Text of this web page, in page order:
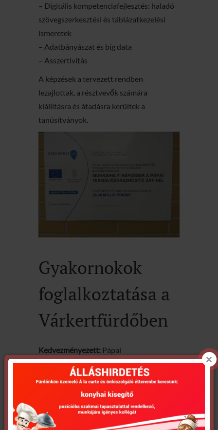
– Digitális kompetenciafejlesztés: haladó
szövegszerkesztési és táblázatkezelési
ismeretek
– Adatbányászat és big data
– Asszertivitás
A képzések a tervezett rendben
lezajlottak, a résztvevők számára
kiállításra és átadásra kerültek a
tanúsítványok.
Gyakornokok
foglalkoztatása a
Várkertfürdőben
Kedvezményezett: Pápai
Termálvízhasznosító Zrt.